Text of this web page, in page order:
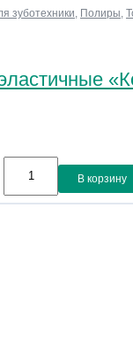
зуботехники Полиры
В корзину